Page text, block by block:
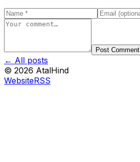
Post Comment
← All posts
© 2026 AtalHind
WebsiteRSS